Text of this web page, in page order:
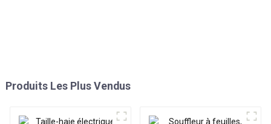
Produits Les Plus Vendus